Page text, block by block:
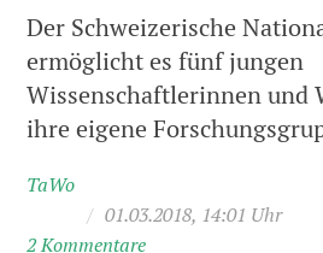
Der Schweizerische
ermöglicht es fünf jungen
Wissenschaftlerinnen und
ihre eigene
TaWo
/ 01.03.2018, 14:01 Uhr
2 Kommentare